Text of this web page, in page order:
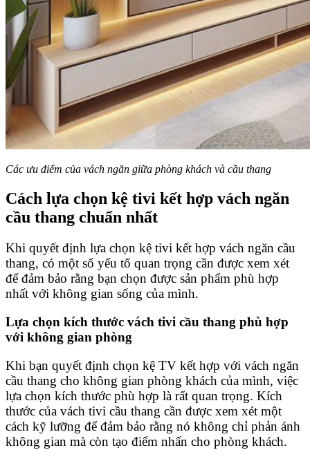
Các ưu điểm của vách ngăn giữa phòng khách và cầu thang
Cách lựa chọn kệ tivi kết hợp vách ngăn
cầu thang chuẩn nhất
Khi quyết định lựa chọn kệ tivi kết hợp vách ngăn cầu
thang, có một số yếu tố quan trọng cần được xem xét
để đảm bảo rằng bạn chọn được sản phẩm phù hợp
nhất với không gian sống của mình.
Lựa chọn kích thước vách tivi cầu thang phù hợp
với không gian phòng
Khi bạn quyết định chọn kệ TV kết hợp với vách ngăn
cầu thang cho không gian phòng khách của mình, việc
lựa chọn kích thước phù hợp là rất quan trọng. Kích
thước của vách tivi cầu thang cần được xem xét một
cách kỹ lưỡng để đảm bảo rằng nó không chỉ phản ánh
không gian mà còn tạo điểm nhấn cho phòng khách.